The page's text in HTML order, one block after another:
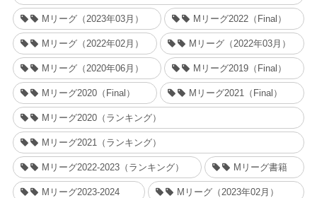
Mリーグ（2023年03月） Mリーグ2022（Final）
Mリーグ（2022年02月） Mリーグ（2022年03月）
Mリーグ（2020年06月） Mリーグ2019（Final）
Mリーグ2020（Final） Mリーグ2021（Final）
Mリーグ2020（ランキング）
Mリーグ2021（ランキング）
Mリーグ2022-2023（ランキング） Mリーグ書籍
Mリーグ2023-2024 Mリーグ（2023年02月）